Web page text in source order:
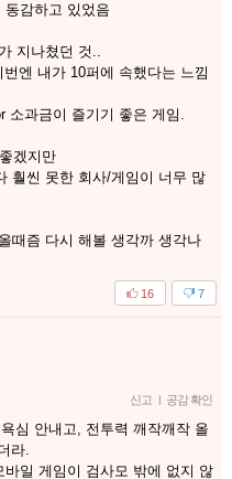
감하고 있었음
지나쳤던 것..
엔 내가 10퍼에 속했다는 느낌
소과금이 즐기기 좋은 게임.
겠지만
훨씬 못한 회사/게임이 너무 많
때즘 다시 해볼 생각까 생각나
7
16
신고 | 공감 확인
심 안내고, 전투력 깨작깨작 올
라.
일 게임이 검사모 밖에 없지 않